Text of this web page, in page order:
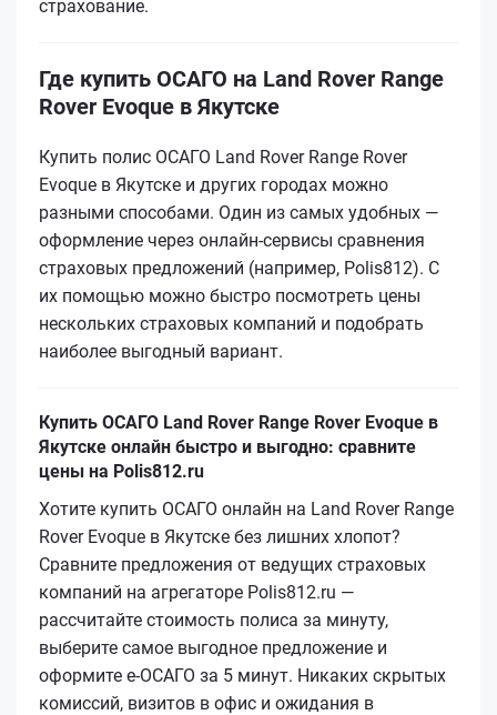
страхование.
Где купить ОСАГО на Land Rover Range
Rover Evoque в Якутске
Купить полис ОСАГО Land Rover Range Rover
Evoque в Якутске и других городах можно
разными способами. Один из самых удобных —
оформление через онлайн-сервисы сравнения
страховых предложений (например, Polis812). С
их помощью можно быстро посмотреть цены
нескольких страховых компаний и подобрать
наиболее выгодный вариант.
Купить ОСАГО Land Rover Range Rover Evoque в
Якутске онлайн быстро и выгодно: сравните
цены на Polis812.ru
Хотите купить ОСАГО онлайн на Land Rover Range
Rover Evoque в Якутске без лишних хлопот?
Сравните предложения от ведущих страховых
компаний на агрегаторе Polis812.ru —
рассчитайте стоимость полиса за минуту,
выберите самое выгодное предложение и
оформите е‑ОСАГО за 5 минут. Никаких скрытых
комиссий, визитов в офис и ожидания в